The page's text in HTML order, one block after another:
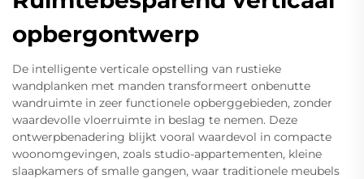
opbergontwerp
De intelligente verticale opstelling van rustieke
wandplanken met manden transformeert onbenutte
wandruimte in zeer functionele opberggebieden, zonder
waardevolle vloerruimte in beslag te nemen. Deze
ontwerpbenadering blijkt vooral waardevol in compacte
woonomgevingen, zoals studio-appartementen, kleine
slaapkamers of smalle gangen, waar traditionele meubels